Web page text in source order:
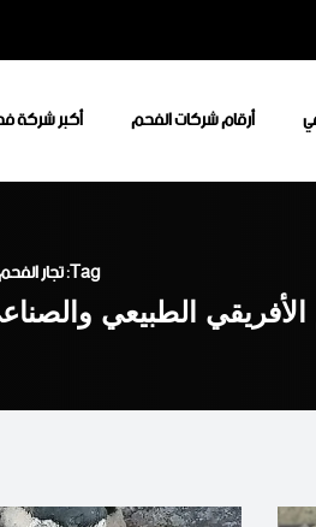
أكبر شركة أرقام شركات الفحم
Tag: تجار الفحم السوداني
الطبيعي